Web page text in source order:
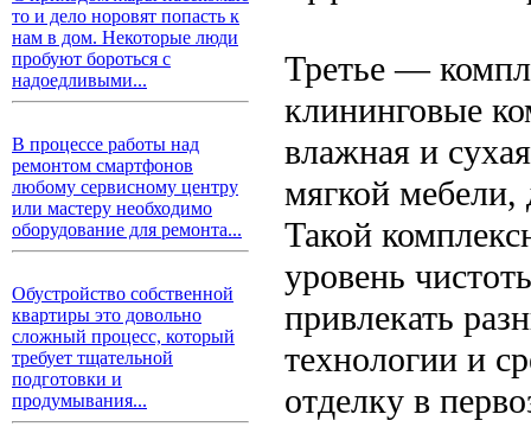
то и дело норовят попасть к
нам в дом. Некоторые люди
пробуют бороться с
надоедливыми...
В процессе работы над
ремонтом смартфонов
любому сервисному центру
или мастеру необходимо
оборудование для ремонта...
Обустройство собственной
квартиры это довольно
сложный процесс, который
требует тщательной
подготовки и
продумывания...
Третье —
клининговые
влажная и
мягкой
Такой
уровень
привлекать
технологии и
отделку в